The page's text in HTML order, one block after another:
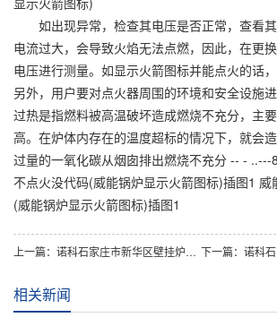
如出现异常，检查其电压是否正常，查看
电流过大，会导致火焰无法点燃，因此，在更
电压进行测量。如显示火箭图标并能点火的话，
另外，用户要对点火器周围的环境和安全设施
过热是指燃料被高温破坏造成燃烧不充分，主
高。在炉体内存在的温度超标的情况下，就会
过量的一氧化碳从烟囱排出燃烧不充分 -- -
不点火没代码(威能锅炉显示火箭图标)插图1 威
(威能锅炉显示火箭图标)插图1
上一篇：诺科石家庄市新华区壁挂炉维修：乐天锅炉故障代码10怎么回事,故障解决方法
相关新闻